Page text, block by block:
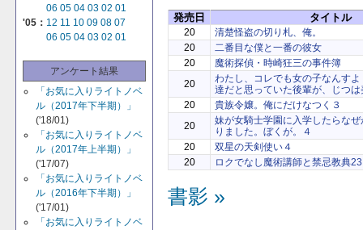
06 05 04 03 02 01
'05： 12 11 10 09 08 07
06 05 04 03 02 01
アンケート結果
「お気に入りライトノベ
ル（2017年下半期）」
('18/01)
「お気に入りライトノベ
ル（2017年上半期）」
('17/07)
「お気に入りライトノベ
ル（2016年下半期）」
('17/01)
「お気に入りライトノベ
発売日 タイトル
20
清楚怪盗の切り札、俺。
20
二番目な僕と一番の彼女
20
魔術探偵・時崎狂三の事件簿
20
わたし、コレでも女の子なんす
達だと思っていた後輩が、じつ
20
貴族令嬢。俺にだけなつく３
20
妹が女騎士学園に入学したらな
りました。ぼくが。４
20
双星の天剣使い４
20
ロクでなし魔術講師と禁忌教典23
書影 »